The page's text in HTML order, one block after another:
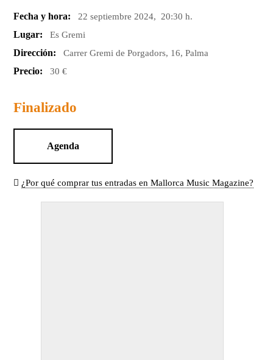
Fecha y hora: 22 septiembre 2024, 20:30 h.
Lugar: Es Gremi
Dirección: Carrer Gremi de Porgadors, 16, Palma
Precio: 30 €
Finalizado
Agenda
¿Por qué comprar tus entradas en Mallorca Music Magazine?